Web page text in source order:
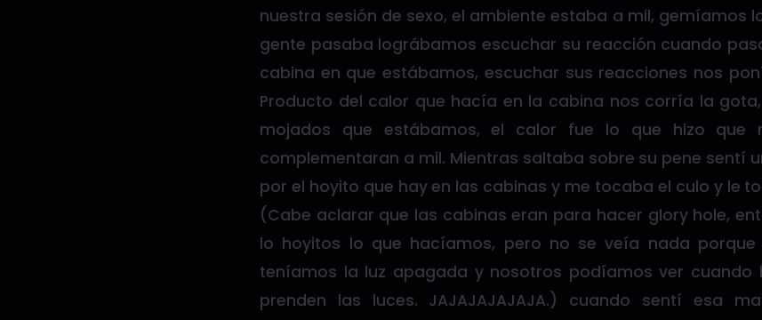
nuestra sesión de sexo, el ambiente estaba a mil, gemíamos
gente pasaba lográbamos escuchar su reacción cuando
cabina en que estábamos, escuchar sus reacciones nos
Producto del calor que hacía en la cabina nos corría la
mojados que estábamos, el calor fue lo que hizo que
complementaran a mil. Mientras saltaba sobre su pene sentí
por el hoyito que hay en las cabinas y me tocaba el culo y le
(Cabe aclarar que las cabinas eran para hacer glory hole,
lo hoyitos lo que hacíamos, pero no se veía nada
teníamos la luz apagada y nosotros podíamos ver cuando
prenden las luces. JAJAJAJAJAJA.) cuando sentí esa